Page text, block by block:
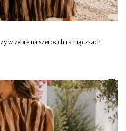
w zebrę na szerokich ramiączkach